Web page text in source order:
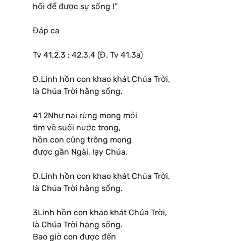
hối để được sự sống !”
Đáp ca
Tv 41,2.3 ; 42,3.4 (Đ. Tv 41,3a)
Đ.Linh hồn con khao khát Chúa Trời,
là Chúa Trời hằng sống.
41 2Như nai rừng mong mỏi
tìm về suối nước trong,
hồn con cũng trông mong
được gần Ngài, lạy Chúa.
Đ.Linh hồn con khao khát Chúa Trời,
là Chúa Trời hằng sống.
3Linh hồn con khao khát Chúa Trời,
là Chúa Trời hằng sống.
Bao giờ con được đến